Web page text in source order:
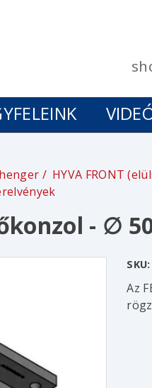
HYVA FRONT
- ∅
SKU:
Az